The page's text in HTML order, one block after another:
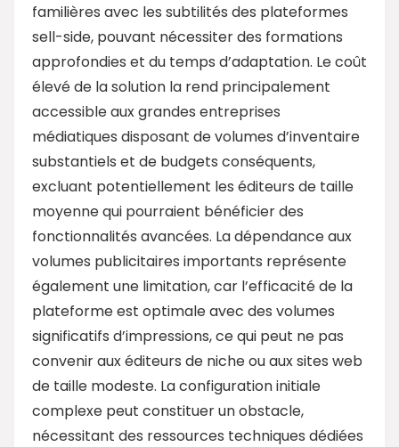
familières avec les subtilités des plateformes
sell-side, pouvant nécessiter des formations
approfondies et du temps d’adaptation. Le coût
élevé de la solution la rend principalement
accessible aux grandes entreprises
médiatiques disposant de volumes d’inventaire
substantiels et de budgets conséquents,
excluant potentiellement les éditeurs de taille
moyenne qui pourraient bénéficier des
fonctionnalités avancées. La dépendance aux
volumes publicitaires importants représente
également une limitation, car l’efficacité de la
plateforme est optimale avec des volumes
significatifs d’impressions, ce qui peut ne pas
convenir aux éditeurs de niche ou aux sites web
de taille modeste. La configuration initiale
complexe peut constituer un obstacle,
nécessitant des ressources techniques dédiées